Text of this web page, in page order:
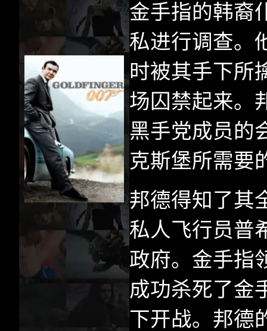
金手指的韩裔
私进行调查。
时被其手下所
场囚禁起来。
黑手党成员的
克斯堡所需要
邦德得知了其
私人飞行员普
政府。金手指
成功杀死了金
下开战。邦德